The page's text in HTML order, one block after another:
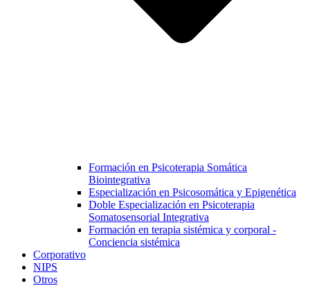
Formación en Psicoterapia Somática
Biointegrativa
Especialización en Psicosomática y Epigenética
Doble Especialización en Psicoterapia
Somatosensorial Integrativa
Formación en terapia sistémica y corporal -
Conciencia sistémica
Corporativo
NIPS
Otros